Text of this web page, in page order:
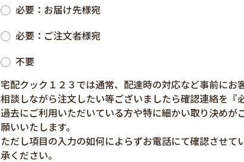
必要：お届け先様宛
必要：ご注文者様宛
不要
宅配クック１２３では通常、配達時の対応など事前にお
相談しながら注文したい等ございましたら確認連絡を『
過去にご利用いただいている方や特に細かい取り決め
願いいたします。
ただし項目の入力の如何によらずお電話にて確認させ
承ください。